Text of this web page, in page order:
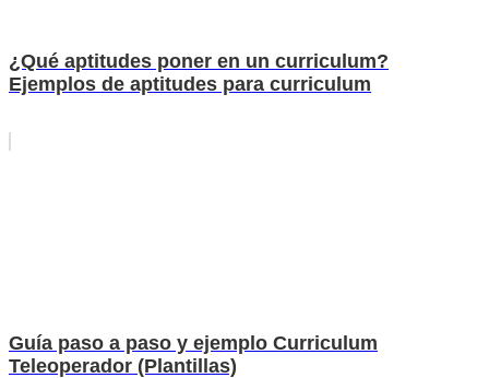
¿Qué aptitudes poner en un curriculum?
Ejemplos de aptitudes para curriculum
Guía paso a paso y ejemplo Curriculum
Teleoperador (Plantillas)